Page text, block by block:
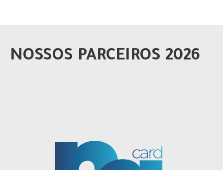
NOSSOS PARCEIROS 2026